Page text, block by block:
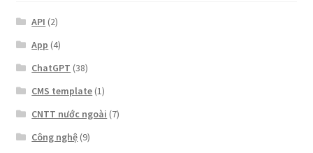
API (2)
App (4)
ChatGPT (38)
CMS template (1)
CNTT nước ngoài (7)
Công nghệ (9)